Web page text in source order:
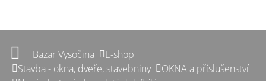
Bazar Vysočina
E-shop
Stavba - okna, dveře, stavebniny
OKNA a příslušenství